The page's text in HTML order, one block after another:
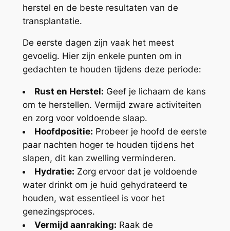
herstel en de beste resultaten van de
transplantatie.
De eerste dagen zijn vaak het meest
gevoelig. Hier zijn enkele punten om in
gedachten te houden tijdens deze periode:
Rust en Herstel: Geef je lichaam de kans
om te herstellen. Vermijd zware activiteiten
en zorg voor voldoende slaap.
Hoofdpositie: Probeer je hoofd de eerste
paar nachten hoger te houden tijdens het
slapen, dit kan zwelling verminderen.
Hydratie: Zorg ervoor dat je voldoende
water drinkt om je huid gehydrateerd te
houden, wat essentieel is voor het
genezingsproces.
Vermijd aanraking: Raak de